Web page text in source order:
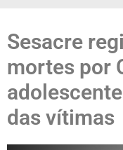
Sesacre
mortes por
das vítimas